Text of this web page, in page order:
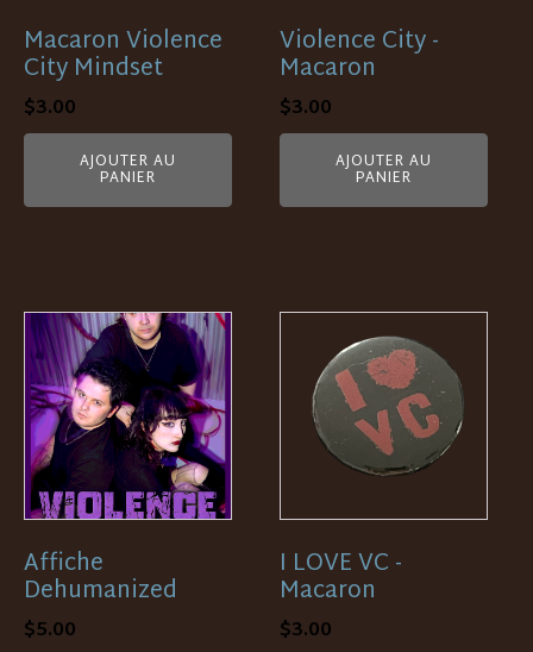
Macaron Violence
City Mindset
$3.00
AJOUTER AU
PANIER
Violence City -
Macaron
$3.00
AJOUTER AU
PANIER
Affiche
Dehumanized
$5.00
I LOVE VC -
Macaron
$3.00